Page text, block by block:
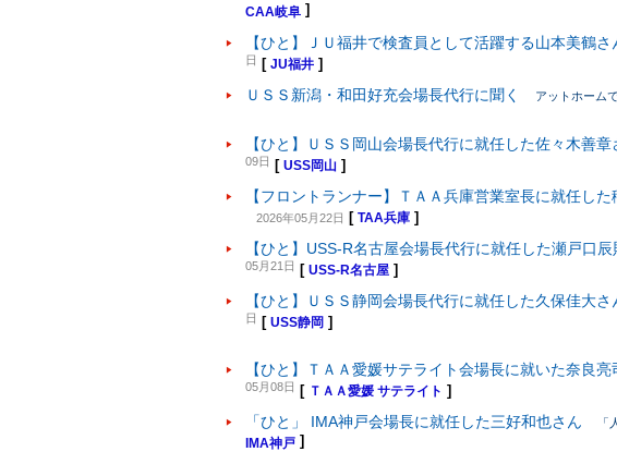
CAA岐阜 ]
【ひと】ＪＵ福井で検査員として活躍する山本美鶴さ
日 [ JU福井 ]
ＵＳＳ新潟・和田好充会場長代行に聞く アットホーム
【ひと】ＵＳＳ岡山会場長代行に就任した佐々木善章
09日 [ USS岡山 ]
【フロントランナー】ＴＡＡ兵庫営業室長に就任し
2026年05月22日
[ TAA兵庫 ]
【ひと】USS-R名古屋会場長代行に就任した瀬戸口辰
05月21日 [ USS-R名古屋 ]
【ひと】ＵＳＳ静岡会場長代行に就任した久保佳大さ
日 [ USS静岡 ]
【ひと】ＴＡＡ愛媛サテライト会場長に就いた奈良亮
05月08日 [ ＴＡＡ愛媛 サテライト ]
「ひと」 IMA神戸会場長に就任した三好和也さん
IMA神戸 ]